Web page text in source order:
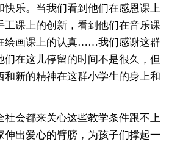
快乐。当我们看到他们在感恩课上
工课上的创新，看到他们在音乐课
绘画课上的认真……我们感谢这群
们在这儿停留的时间不是很久，但
和新的精神在这群小学生的身上和
社会都来关心这些教学条件跟不上
伸出爱心的臂膀，为孩子们撑起一